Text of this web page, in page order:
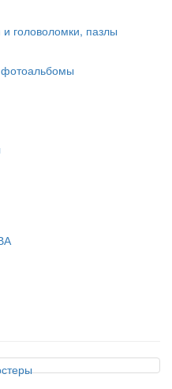
головоломки, пазлы